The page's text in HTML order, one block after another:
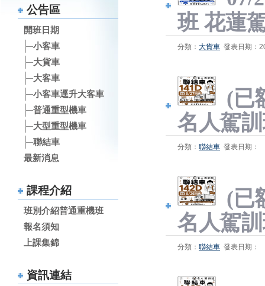
班 花蓮
分類： 大貨車 發表日期：
(已
名人駕
分類： 聯結車 發表日期：
(已
名人駕
分類： 聯結車 發表日期：
公告區
開班日期
小客車
大貨車
大客車
小客車逕升大客車
普通重型機車
大型重型機車
聯結車
最新消息
課程介紹
班別介紹普通重機班
報名須知
上課集錦
資訊連結